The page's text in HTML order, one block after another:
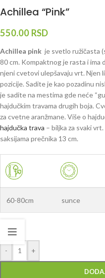
Achillea “Pink”
550.00 RSD
Achillea pink je svetlo ružičasta
80 cm. Kompaktnog je rasta i
njeni cvetovi ulepšavaju vrt. Njen
pozicije. Sadite je kao pozadinu
je sadite na mestima gde neće
hajdučkim travama drugih boja.
za cvetne aranžmane. Više o
hajdučka trava – biljka za svaki
saksijama prečnika 13 cm.
60-80cm sunce
- +